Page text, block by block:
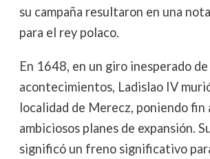
su campaña resultaron en una
para el rey polaco.
En 1648, en un giro inesperado
acontecimientos, Ladislao IV
localidad de Merecz, poniendo fin
ambiciosos planes de expansión.
significó un freno significativo